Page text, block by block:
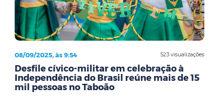
523 visualizações
08/09/2025, às 9:54
Desfile cívico-militar em celebração à
Independência do Brasil reúne mais de 15
mil pessoas no Taboão